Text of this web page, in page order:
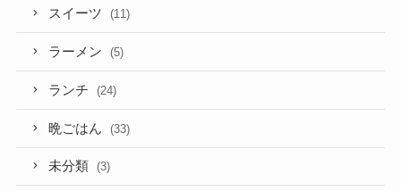
スイーツ (11)
ラーメン (5)
ランチ (24)
晩ごはん (33)
未分類 (3)